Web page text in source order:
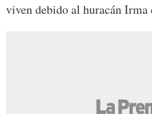
viven debido al huracán Irma